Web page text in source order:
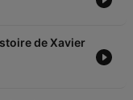
de Xavier